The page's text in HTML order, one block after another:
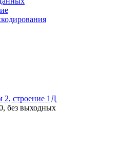
2, строение 1Д
без выходных